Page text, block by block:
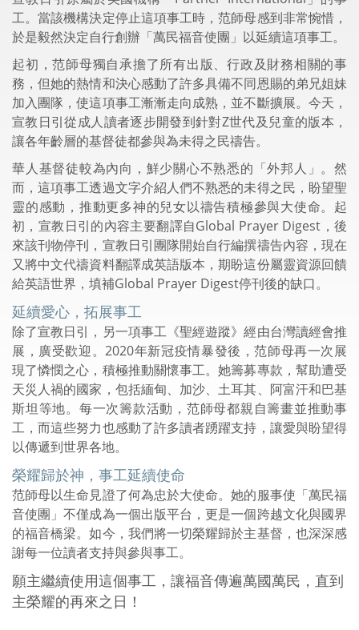
工。當該機構決定停止這項事工時，范師母感到非常惋惜，
於是毅然決定自行創辦「萬民福音使團」以延續這項事工。
起初，范師母獨自承擔了所有出版、行政及財務相關的事
務，但她的熱情和決心感動了許多具備不同恩賜的弟兄姐妹
加入團隊，使這項事工漸漸走向成熟，並不斷擴展。今天，
宣教日引從成人讀者逐步開發到針對Z世代及兒童的版本，
讓各年齡層的基督徒都參與為未得之民禱告。
華人基督徒較為內向，鮮少關心不熟悉的「外邦人」。然
而，這項事工透過文字介紹人們不熟悉的未得之民，盼望聖
靈的感動，推動更多神的兒女以禱告積極參與大使命。起
初，宣教日引的內容主要翻譯自Global Prayer Digest，後
來該刊物停刊，宣教日引團隊開始自行編撰禱告內容，現在
又將中文代禱資料翻譯成英語版本，期盼這份屬靈資源回饋
給英語世界，填補Global Prayer Digest停刊後的缺口。
延續愛心，拓展事工
除了宣教日引，另一項事工《聖經遊蹤》經由台灣讀經會推
展，廣受歡迎。2020年新冠疫情暴發後，范師母再一次展
現了憐憫之心，積極推動關懷事工。她籌募專款，幫助遭受
天災人禍的國家，包括緬甸、加沙、土耳其、阿富汗和巴基
斯坦等地。每一次籌款活動，范師母都親自籌畫並推動事
工，而這些努力也感動了許多讀者踴躍支持，讓愛與盼望得
以傳遞到世界各地。
榮耀歸於神，事工延續使命
范師母以生命見證了何為忠於大使命。她的服事使「萬民福
音使團」不僅成為一個出版平台，更是一個跨越文化與國界
的福音橋梁。如今，我們將一切榮耀歸於主基督，也深深感
謝每一位讀者支持與參與事工。
願主繼續使用這個事工，讓福音傳遍萬國萬民，直到
主榮耀的再來之日！